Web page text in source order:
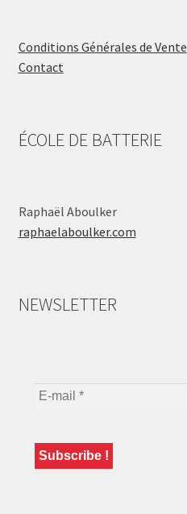
Conditions Générales de Vente
Contact
ÉCOLE DE BATTERIE
Raphaël Aboulker
raphaelaboulker.com
NEWSLETTER